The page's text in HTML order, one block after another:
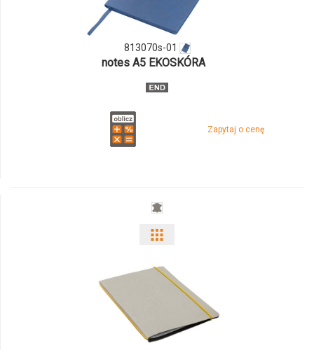
produktu
813070s-
813070s-01
notes A5 EKOSKÓRA
Zapytaj o cenę
odmiany